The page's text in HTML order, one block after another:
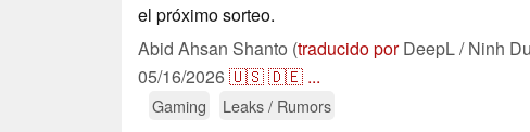
el próximo sorteo.
Abid Ahsan Shanto (traducido porDeepL / Ninh
05/16/2026🇺🇸🇩🇪 ...
Gaming Leaks / Rumors